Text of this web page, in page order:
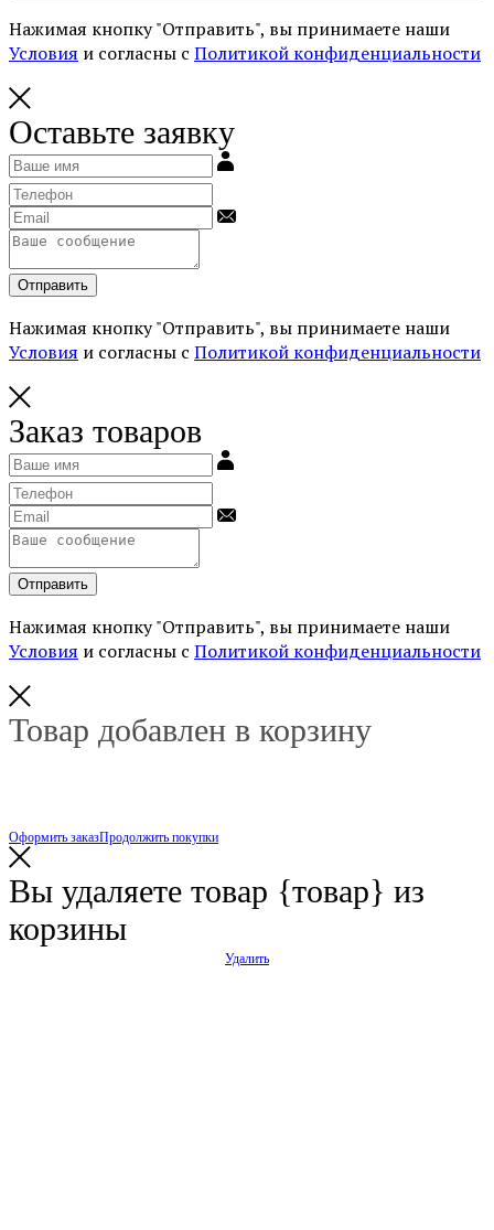
Нажимая кнопку "Отправить", вы принимаете наши
Условия и согласны с Политикой конфиденциальности
Оставьте заявку
Отправить
Нажимая кнопку "Отправить", вы принимаете наши
Условия и согласны с Политикой конфиденциальности
Заказ товаров
Отправить
Нажимая кнопку "Отправить", вы принимаете наши
Условия и согласны с Политикой конфиденциальности
Товар добавлен в корзину
Оформить заказПродолжить покупки
Вы удаляете товар {товар} из
корзины
Удалить